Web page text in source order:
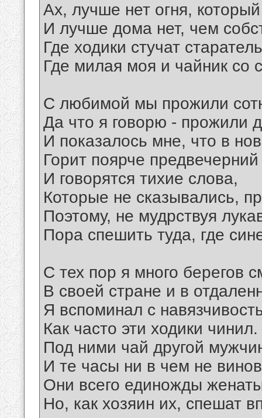
Ах, лучше нет огня, который
И лучше дома нет, чем
Где ходики стучат
Где милая моя и чайник со
С любимой мы прожили
Да что я говорю - прожили
И показалось мне, что в
Горит поярче предвечерний
И говорятся тихие слова,
Которые не сказывались,
Поэтому, не мудрствуя
Пора спешить туда, где
С тех пор я много берегов
В своей стране и в
Я вспоминал с
Как часто эти ходики чинил.
Под ними чай другой
И те часы ни в чем не
Они всего единожды
Но, как хозяин их, спешат